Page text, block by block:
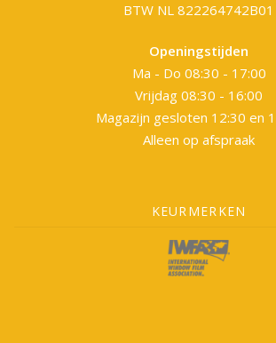
BTW NL 822264742B01
Openingstijden
Ma - Do 08:30 - 17:00
Vrijdag 08:30 - 16:00
Magazijn gesloten 12:30 en
Alleen op afspraak
KEURMERKEN